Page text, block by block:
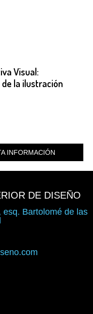
Visual:
la ilustración
INFORMACIÓN
DE DISEÑO
esq. Bartolomé de las